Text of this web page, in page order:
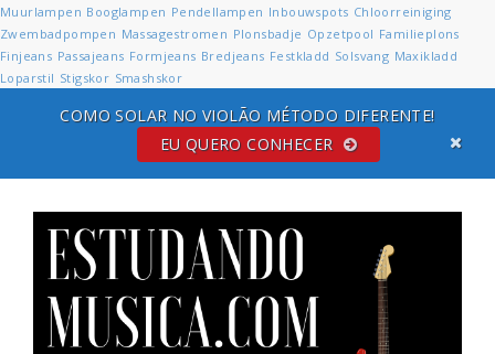
Muurlampen Booglampen Pendellampen Inbouwspots Chloorreiniging
Zwembadpompen Massagestromen Plonsbadje Opzetpool Familieplons
Finjeans Passajeans Formjeans Bredjeans Festkladd Solsvang Maxikladd
Loparstil Stigskor Smashskor
EU QUERO CONHECER